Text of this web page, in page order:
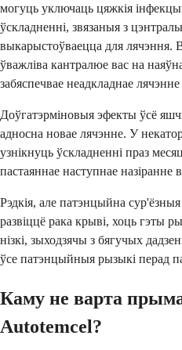
могуць уключаць цяжкія
ўскладненні, звязаныя з
выкарыстоўваецца для лячэння.
ўважліва кантралюе вас на
забяспечвае неадкладнае
Доўгатэрміновыя эфекты ўсё
адносна новае лячэнне. У
узнікнуць ўскладненні праз
пастаяннае наступнае назіранне
Рэдкія, але патэнцыйна
развіццё рака крыві, хоць гэты
нізкі, зыходзячы з бягучых
ўсе патэнцыйныя рызыкі перад
Каму не варта
Autotemcel?